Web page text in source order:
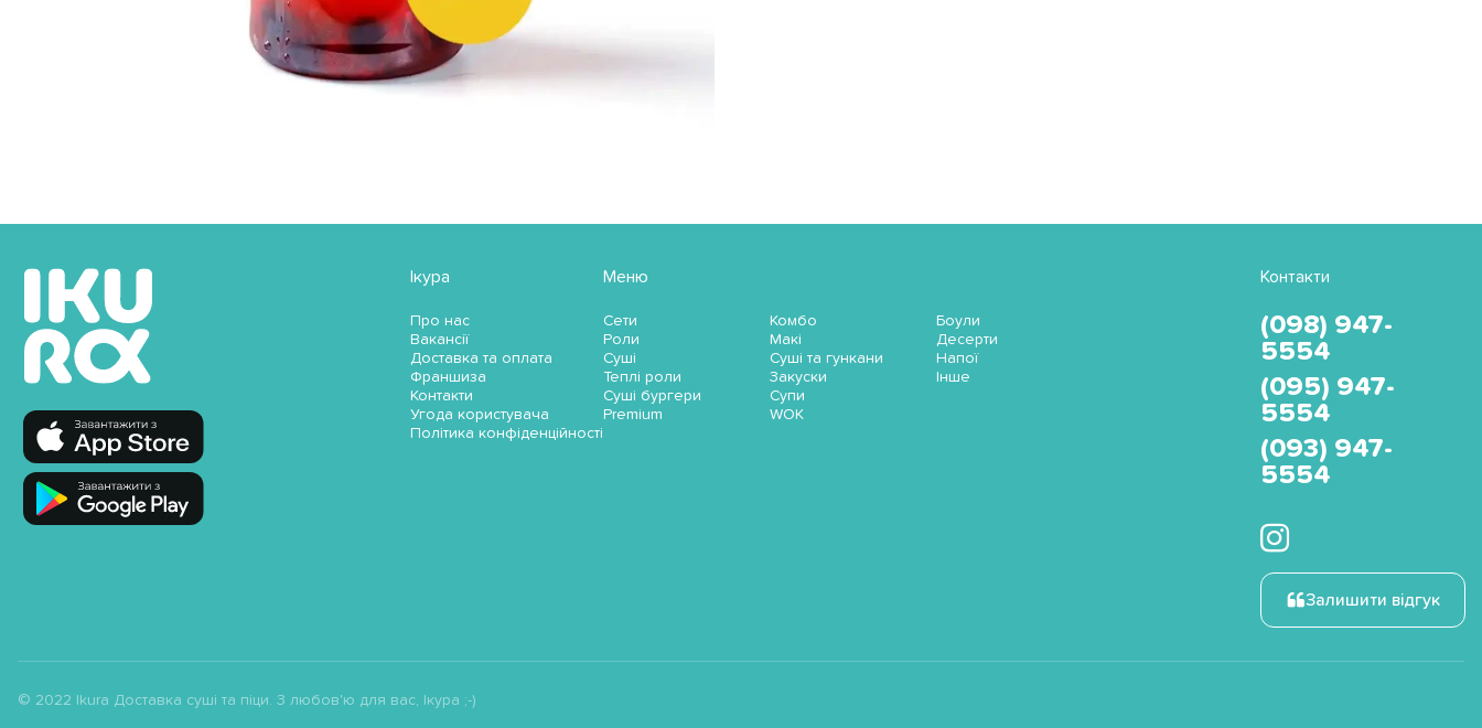
Ікура
Про нас
Вакансії
Доставка та оплата
Франшиза
Контакти
Угода користувача
Політика конфіденційності
Меню
Сети
Роли
Суші
Теплі роли
Суші бургери
Premium
Комбо
Макі
Суші та гункани
Закуски
Супи
WOK
Боули
Десерти
Напої
Інше
Контакти
(098) 947-
5554
(095) 947-
5554
(093) 947-
5554
Залишити відгук
© 2022 Ikura Доставка суші та піци. З любов'ю для вас, Ікура ;-)